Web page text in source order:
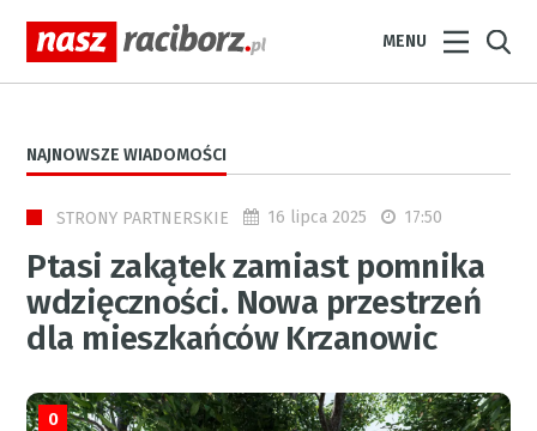
MENU
NAJNOWSZE WIADOMOŚCI
STRONY PARTNERSKIE 16 lipca 2025 17:50
Ptasi zakątek zamiast pomnika
wdzięczności. Nowa przestrzeń
dla mieszkańców Krzanowic
0